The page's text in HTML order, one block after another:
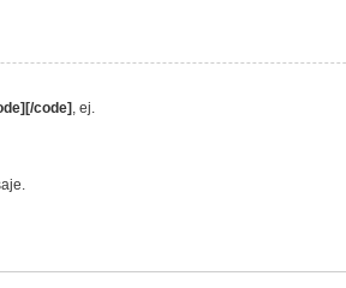
code] , ej.